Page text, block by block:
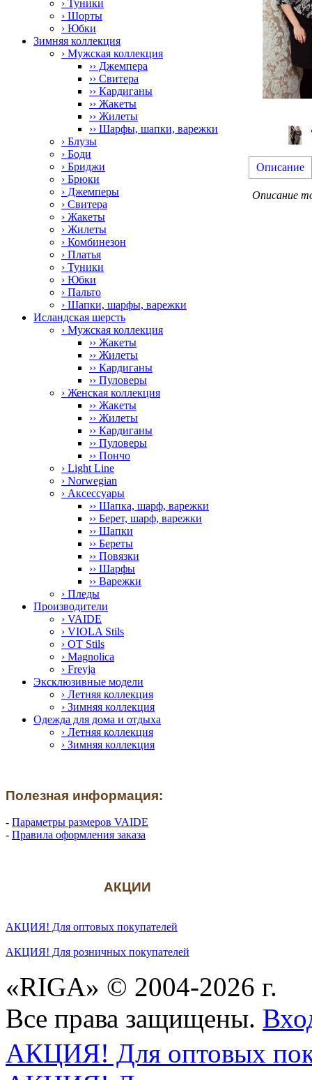
› Туники
› Шорты
› Юбки
Зимняя коллекция
› Мужская коллекция
›› Джемпера
›› Свитера
›› Кардиганы
›› Жакеты
›› Жилеты
›› Шарфы, шапки, варежки
› Блузы
› Боди
› Бриджи
› Брюки
› Джемперы
› Свитера
› Жакеты
› Жилеты
› Комбинезон
› Платья
› Туники
› Юбки
› Пальто
› Шапки, шарфы, варежки
Исландская шерсть
› Мужская коллекция
›› Жакеты
›› Жилеты
›› Кардиганы
›› Пуловеры
› Женская коллекция
›› Жакеты
›› Жилеты
›› Кардиганы
›› Пуловеры
›› Пончо
› Light Line
› Norwegian
› Аксессуары
›› Шапка, шарф, варежки
›› Берет, шарф, варежки
›› Шапки
›› Береты
›› Повязки
›› Шарфы
›› Варежки
› Пледы
Производители
› VAIDE
› VIOLA Stils
› OT Stils
› Magnolica
› Freyja
Эксклюзивные модели
› Летняя коллекция
› Зимняя коллекция
Одежда для дома и отдыха
› Летняя коллекция
› Зимняя коллекция
Полезная информация:
- Параметры размеров VAIDE
- Правила оформления заказа
АКЦИИ
АКЦИЯ! Для оптовых покупателей
АКЦИЯ! Для розничных покупателей
Описание
Описание
«RIGA» © 2004-2026 г.
Все права защищены.
АКЦИЯ! Для оптовых